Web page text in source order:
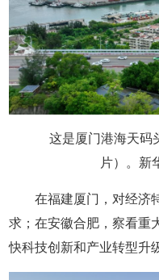
这是厦门港海天码
片）。新
在福建厦门，对经济
求；在安徽合肥，察看重
快科技创新和产业转型升